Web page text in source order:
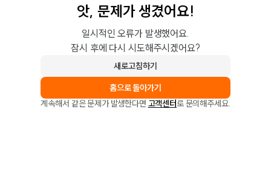
앗, 문제가 생겼어요!
일시적인 오류가 발생했어요.
잠시 후에 다시 시도해주시겠어요?
새로고침하기
홈으로 돌아가기
계속해서 같은 문제가 발생한다면 고객센터로 문의해주세요.